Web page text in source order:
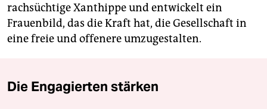
rachsüchtige Xanthippe und entwickelt ein
Frauenbild, das die Kraft hat, die Gesellschaft in
eine freie und offenere umzugestalten.
Die Engagierten stärken